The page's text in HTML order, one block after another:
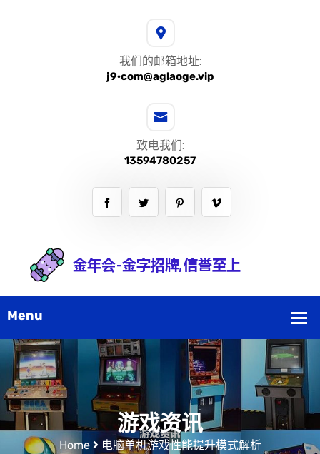
我们的邮箱地址:
j9·com@aglaoge.vip
致电我们:
13594780257
游戏资讯
Home 电脑单机游戏性能提升模式解析